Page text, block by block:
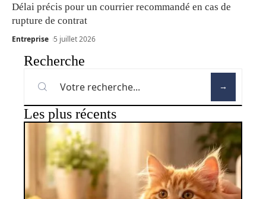
Délai précis pour un courrier recommandé en cas de
rupture de contrat
Entreprise 5 juillet 2026
Recherche
Les plus récents